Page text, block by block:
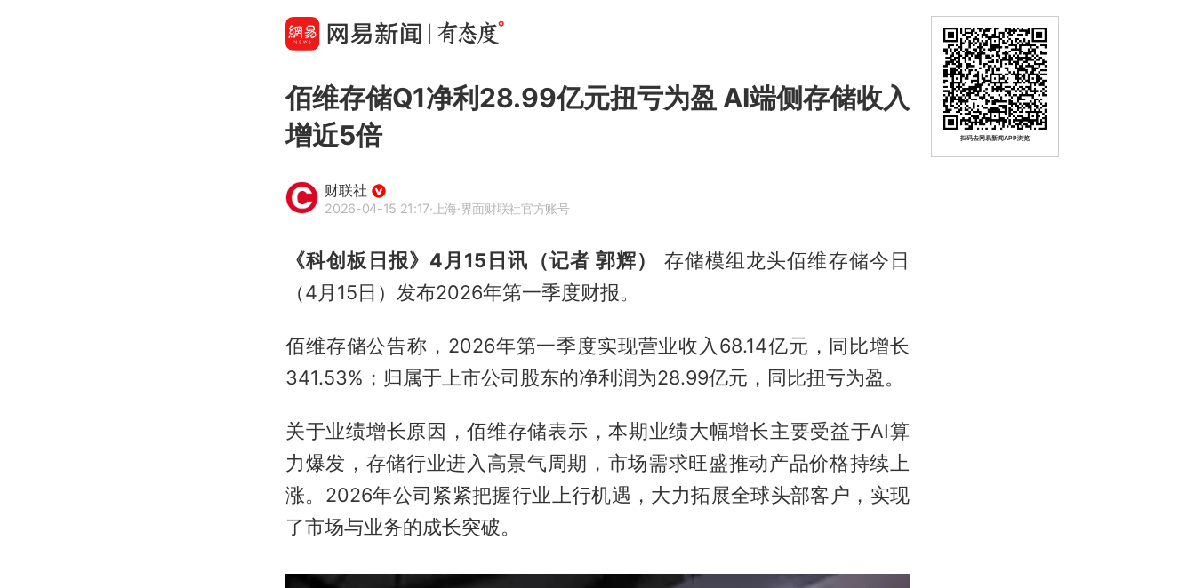
佰维存储Q1净利28.99亿元扭亏为盈 AI端侧存储收入
增近5倍
财联社
2026-04-15 21:17·上海·界面财联社官方账号
《科创板日报》4月15日讯（记者 郭辉）
存储模组龙头佰维存储今日
（4月15日）发布2026年第一季度财报。
佰维存储公告称，2026年第一季度实现营业收入68.14亿元，同比增长
341.53%；归属于上市公司股东的净利润为28.99亿元，同比扭亏为盈。
关于业绩增长原因，佰维存储表示，本期业绩大幅增长主要受益于AI算
力爆发，存储行业进入高景气周期，市场需求旺盛推动产品价格持续上
涨。2026年公司紧紧把握行业上行机遇，大力拓展全球头部客户，实现
了市场与业务的成长突破。
扫码去网易新闻APP浏览